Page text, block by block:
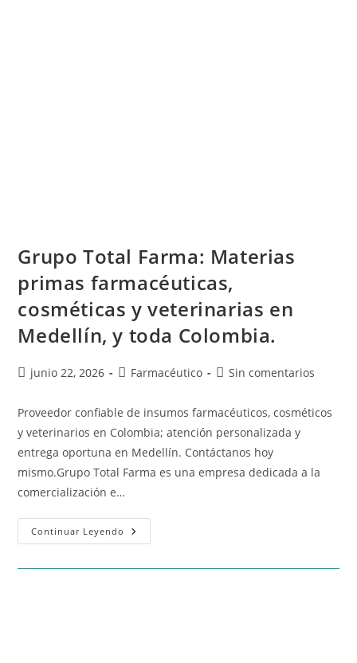
Grupo Total Farma: Materias
primas farmacéuticas,
cosméticas y veterinarias en
Medellín, y toda Colombia.
junio 22, 2026 Farmacéutico Sin comentarios
Proveedor confiable de insumos farmacéuticos, cosméticos
y veterinarios en Colombia; atención personalizada y
entrega oportuna en Medellín. Contáctanos hoy
mismo.Grupo Total Farma es una empresa dedicada a la
comercialización e…
Continuar Leyendo